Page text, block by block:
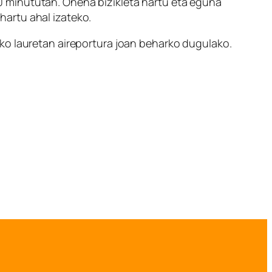
ahal izateko.
lauretan aireportura joan beharko dugulako.